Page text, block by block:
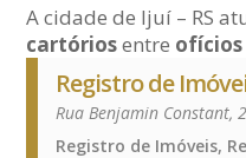
A cidade de Ijuí – RS
cartóriosentre
Registro de
Rua Benjamin Constant,